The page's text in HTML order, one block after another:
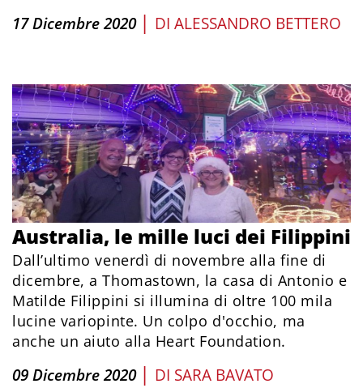
17 Dicembre 2020 | DI ALESSANDRO BETTERO
Australia, le mille luci dei Filippini
Dall’ultimo venerdì di novembre alla fine di
dicembre, a Thomastown, la casa di Antonio e
Matilde Filippini si illumina di oltre 100 mila
lucine variopinte. Un colpo d'occhio, ma
anche un aiuto alla Heart Foundation.
09 Dicembre 2020 | DI SARA BAVATO